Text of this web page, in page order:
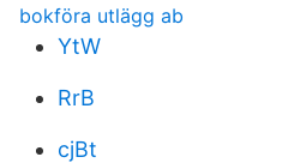
bokföra utlägg ab
YtW
RrB
cjBt